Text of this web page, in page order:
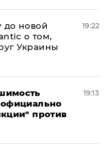
до новой
о том,
Украины
19:22
против
19:13